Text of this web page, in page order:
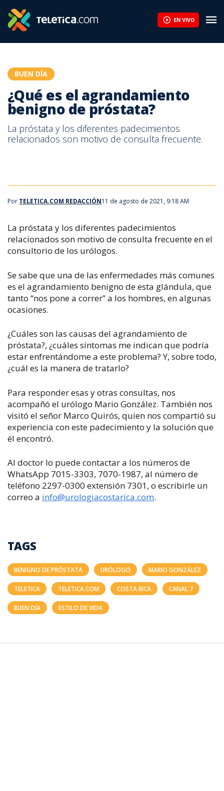
EN VIVO
BUEN DÍA
¿Qué es el agrandamiento
benigno de próstata?
La próstata y los diferentes padecimientos
relacionados son motivo de consulta frecuente.
Por TELETICA.COM REDACCIÓN11 de agosto de 2021, 9:18 AM
La próstata y los diferentes padecimientos
relacionados son motivo de consulta frecuente en el
consultorio de los urólogos.
Se sabe que una de las enfermedades más comunes
es el agrandamiento benigno de esta glándula, que
tanto “nos pone a correr” a los hombres, en algunas
ocasiones.
¿Cuáles son las causas del agrandamiento de
próstata?, ¿cuáles síntomas me indican que podría
estar enfrentándome a este problema? Y, sobre todo,
¿cuál es la manera de tratarlo?
Para responder esas y otras consultas, nos
acompañó el urólogo Mario González. También nos
visitó el señor Marco Quirós, quien nos compartió su
experiencia con este padecimiento y la solución que
él encontró.
Al doctor lo puede contactar a los números de
WhatsApp 7015-3303, 7070-1987, al número de
teléfono 2297-0300 extensión 7301, o escribirle un
correo a info@urologiacostarica.com.
TAGS
BENIGNO DE PRÓSTATA URÓLOGO MARIO GONZÁLEZ
TELETICA TELETICA.COM COSTA RICA CANAL 7
BUEN DÍA ESTILO DE VIDA